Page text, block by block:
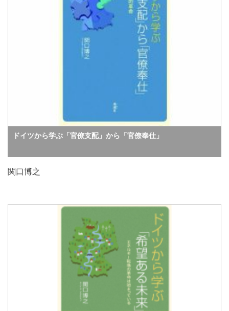
ドイツから学ぶ「官僚支配」から「官僚奉仕」
関口博之